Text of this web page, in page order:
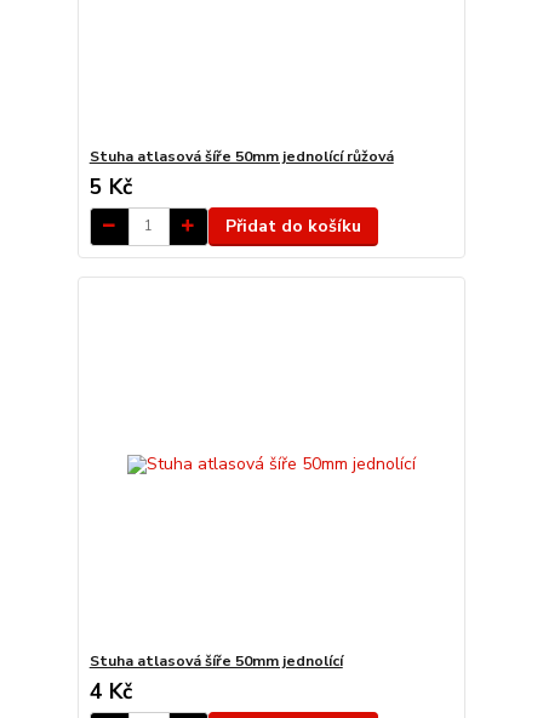
Stuha atlasová šíře 50mm jednolící růžová
5 Kč
Přidat do košíku
Stuha atlasová šíře 50mm jednolící
4 Kč